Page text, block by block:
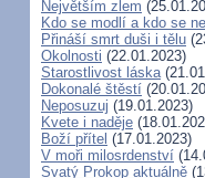
Největším zlem
Kdo se modlí a kdo se
Přináší smrt duši i tělu
Okolnosti (22.01.2023)
Starostlivost láska
Dokonalé štěstí
Neposuzuj (19.01.2023)
Kvete i naděje
Boží přítel (17.01.2023)
V moři milosrdenství
Svatý Prokop aktuálně